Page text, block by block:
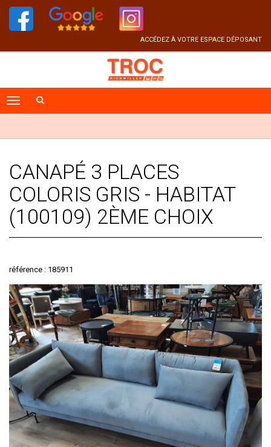
ACCÉDEZ À VOTRE ESPACE DÉPOSANT
CANAPÉ 3 PLACES
COLORIS GRIS - HABITAT
(100109) 2ÈME CHOIX
référence : 185911